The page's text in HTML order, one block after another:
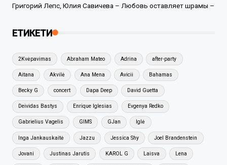
Григорий Лепс, Юлия Савичева – Любовь оставляет шрамы –
ЕТИКЕТИ
2Kvėpavimas Abraham Mateo Adrina after-party
Aitana Akvilė Ana Mena Avicii Bahamas
Becky G concert Dapa Deep David Guetta
Deividas Bastys Enrique Iglesias Evgenya Redko
Gabrielius Vagelis GIMS GJan Iglė
Inga Jankauskaitė Jazzu Jessica Shy Joel Brandenstein
Jovani Justinas Jarutis KAROL G Laisva Lena